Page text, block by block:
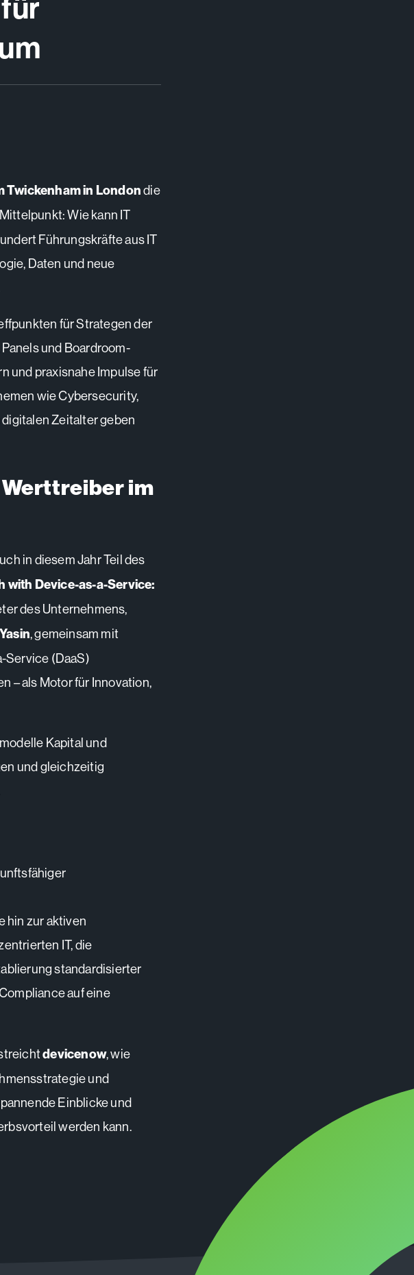
Twickenham in Londondie
Wie kann IT
Führungskräfte aus IT
Daten und neue
für Strategen der
und Boardroom-
und praxisnahe Impulse für
wie Cybersecurity,
Zeitalter geben
Werttreiber im
in diesem Jahr Teil des
with Device-as-a-Service:
des Unternehmens,
, gemeinsam mit
Service (DaaS)
– als Motor für Innovation,
Kapital und
und gleichzeitig
hin zur aktiven
IT, die
standardisierter
auf eine
devicenow, wie
und
Einblicke und
werden kann.